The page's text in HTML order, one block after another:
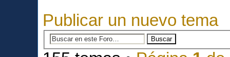
Publicar un nuevo tema